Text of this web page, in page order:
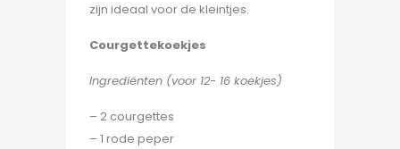
zijn ideaal voor de kleintjes.
Courgettekoekjes
Ingrediënten (voor 12- 16 koekjes)
– 2 courgettes
– 1 rode peper